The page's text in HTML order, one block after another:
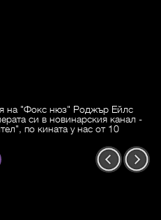
на "Фокс нюз" Роджър Ейлс
си в новинарския канал -
по кината у нас от 10